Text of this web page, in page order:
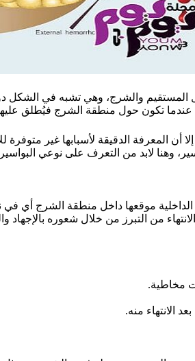
المستقيم والشرج، وهي تشبه في الشكل
عندما تكون حول منطقة الشرج فيُطلق
أن المعرفة الدقيقة لأسبابها غير متوفرة
وهنا لابد من التعرف على نوعي
الداخلية موقعها داخل منطقة الشرج أي في
من التبرز من خلال شعوره بالإجهاد
مخاطية.
الانتهاء منه.